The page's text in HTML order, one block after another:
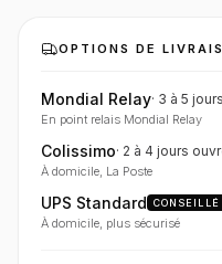
OPTIONS DE
Mondial Relay· 3 à 5 jours
En point relais Mondial Relay
Colissimo· 2 à 4 jours
À domicile, La Poste
UPS Standard CONSEILLÉ
À domicile, plus sécurisé